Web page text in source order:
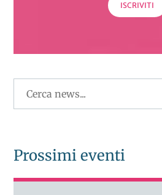
ISCRIVITI
Prossimi eventi